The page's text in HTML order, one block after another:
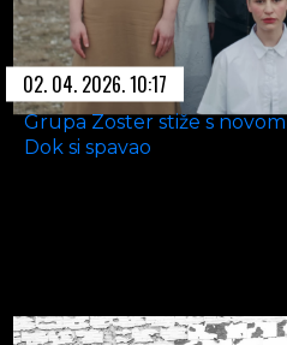
02. 04. 2026. 10:17
Grupa Zoster stiže s
Dok si spavao